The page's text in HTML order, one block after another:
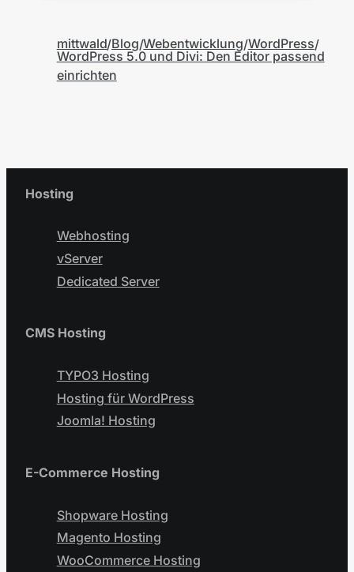
mittwald Blog Webentwicklung WordPress
WordPress 5.0 und Divi: Den Editor passend
einrichten
Hosting
Webhosting
vServer
Dedicated Server
CMS Hosting
TYPO3 Hosting
Hosting für WordPress
Joomla! Hosting
E-Commerce Hosting
Shopware Hosting
Magento Hosting
WooCommerce Hosting